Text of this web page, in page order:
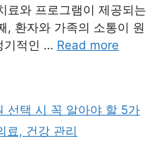
료와 프로그램이 제공되는
, 환자와 가족의 소통이 원
기적인 … Read more
선택 시 꼭 알아야 할 5가
료, 건강 관리